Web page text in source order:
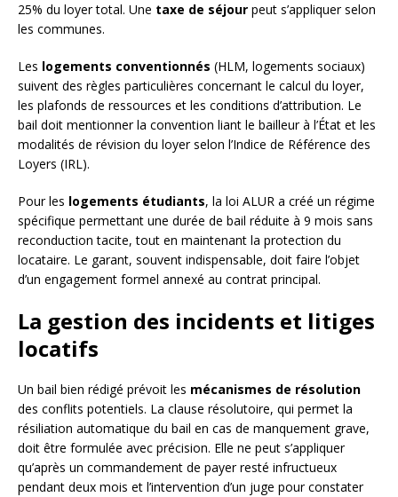
25% du loyer total. Une taxe de séjour peut s’appliquer selon
les communes.
Les logements conventionnés (HLM, logements sociaux)
suivent des règles particulières concernant le calcul du loyer,
les plafonds de ressources et les conditions d’attribution. Le
bail doit mentionner la convention liant le bailleur à l’État et les
modalités de révision du loyer selon l’Indice de Référence des
Loyers (IRL).
Pour les logements étudiants, la loi ALUR a créé un régime
spécifique permettant une durée de bail réduite à 9 mois sans
reconduction tacite, tout en maintenant la protection du
locataire. Le garant, souvent indispensable, doit faire l’objet
d’un engagement formel annexé au contrat principal.
La gestion des incidents et litiges
locatifs
Un bail bien rédigé prévoit les mécanismes de résolution
des conflits potentiels. La clause résolutoire, qui permet la
résiliation automatique du bail en cas de manquement grave,
doit être formulée avec précision. Elle ne peut s’appliquer
qu’après un commandement de payer resté infructueux
pendant deux mois et l’intervention d’un juge pour constater